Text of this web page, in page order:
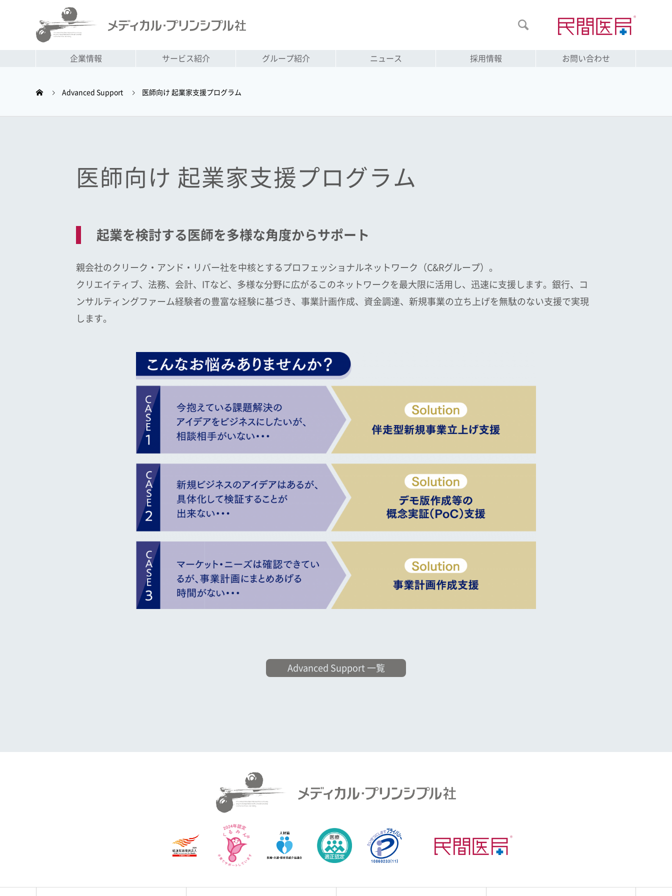

企業情報 サービス紹介 グループ紹介 ニュース 採用情報 お問い合わせ
Advanced Support 医師向け 起業家支援プログラム
医師向け 起業家支援プログラム
起業を検討する医師を多様な角度からサポート
親会社のクリーク・アンド・リバー社を中核とするプロフェッショナルネットワーク（C&Rグループ）。
クリエイティブ、法務、会計、ITなど、多様な分野に広がるこのネットワークを最大限に活用し、迅速に支援します。銀行、コ
ンサルティングファーム経験者の豊富な経験に基づき、事業計画作成、資金調達、新規事業の立ち上げを無駄のない支援で実現
します。
Advanced Support 一覧